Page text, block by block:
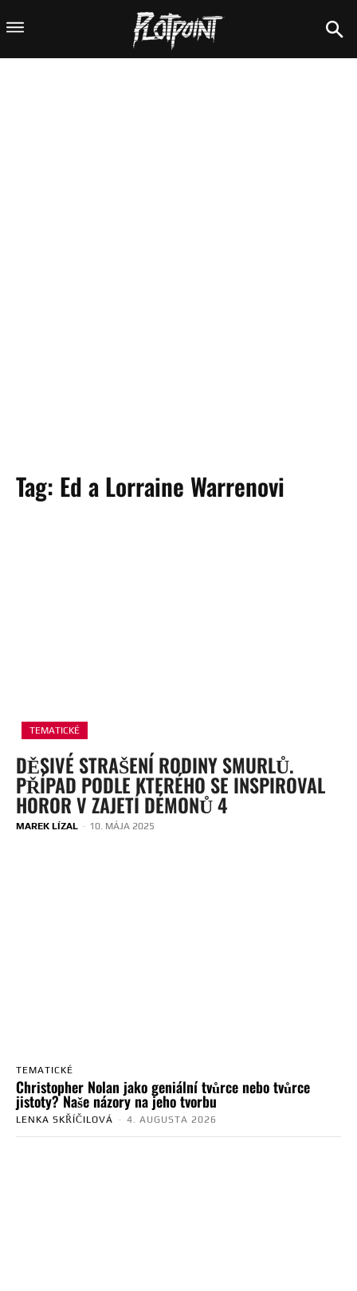
Tag: Ed a Lorraine Warrenovi
TEMATICKÉ
DĚSIVÉ STRAŠENÍ RODINY SMURLŮ.
PŘÍPAD PODLE KTERÉHO SE INSPIROVAL
HOROR V ZAJETÍ DÉMONŮ 4
MAREK LÍZAL - 10. MÁJA 2025
TEMATICKÉ
Christopher Nolan jako geniální tvůrce nebo tvůrce
jistoty? Naše názory na jeho tvorbu
LENKA SKŘÍČILOVÁ - 4. AUGUSTA 2026